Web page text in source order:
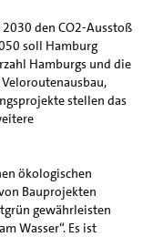
den CO2-Ausstoß
soll Hamburg
Hamburgs und die
stellen das
ökologischen
Bauprojekten
gewährleisten
Wasser“. Es ist